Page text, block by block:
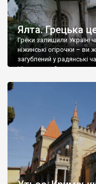
Ялта. Грецька
Греки залишили Україні
ніжинські огірочки – ви
загублений у радянські
Ніжин греки?